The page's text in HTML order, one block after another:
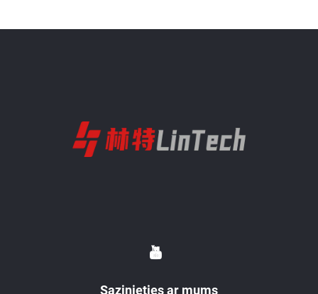
Sazinieties ar mums